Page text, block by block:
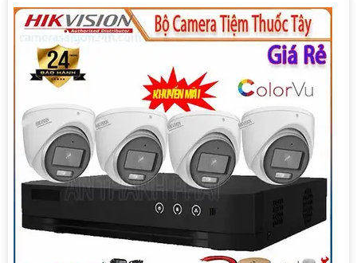
nay khá phổ biến và giá rẻ. 🛒
LẮP CAMERA FULL COLOR GIÁ RẺ
GIÁ THÔNG SỐ
Lắp Camera Full color Giá
Rẻ
1.800.000 VNĐ▫ ️ Xoay 360 độ phân giải
full HD chống mưa nắng
KX-
AF2016WPN-AL
lắp camera có màu ban
📎 1.200.000 VNĐ▫️ Camera có màu ban
đêm 2.0Mp dùng đầu ghi hìnhDS-
2CE72DF3T-PIRXOS
Lắp camera Có Màu Ban
1.500.000 VNĐ
▫️ Công nghệ IP POE chất
lượng sắt nétDH-IPC-HFW1239S1-LED-